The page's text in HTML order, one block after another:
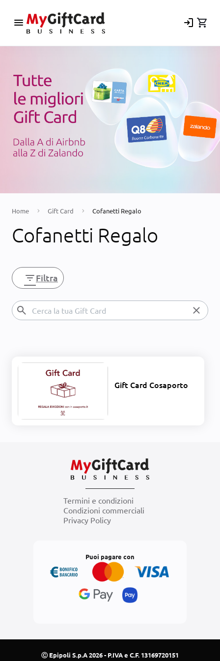
menu login shopping_cart
Home Gift Card Cofanetti Regalo
Cofanetti Regalo
filter_listFiltra
search close
Gift Card Cosaporto
Termini e condizioni
Condizioni commerciali
Privacy Policy
Puoi pagare con
Ⓒ Epipoli S.p.A 2026 - P.IVA e C.F. 13169720151